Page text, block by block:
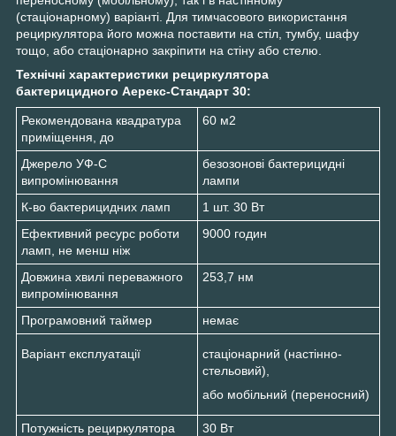
(стаціонарному) варіанті. Для тимчасового використання
рециркулятора його можна поставити на стіл, тумбу, шафу
тощо, або стаціонарно закріпити на стіну або стелю.
Технічні характеристики рециркулятора
бактерицидного Аерекс-Стандарт 30:
Рекомендована квадратура
приміщення, до
60 м2
Джерело УФ-С
випромінювання
безозонові бактерицидні
лампи
К-во бактерицидних ламп
1 шт. 30 Вт
Ефективний ресурс роботи
ламп, не менш ніж
9000 годин
Довжина хвилі переважного
випромінювання
253,7 нм
Програмовний таймер немає
Варіант експлуатації
стаціонарний (настінно-
стельовий),
або мобільний (переносний)
Потужність рециркулятора 30 Вт